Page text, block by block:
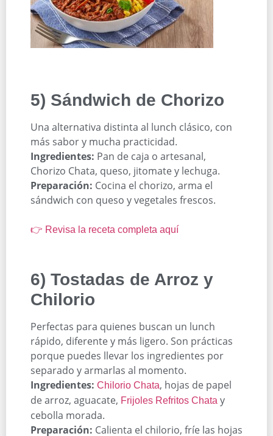
5) Sándwich de Chorizo
Una alternativa distinta al lunch clásico, con
más sabor y mucha practicidad.
Ingredientes: Pan de caja o artesanal,
Chorizo Chata, queso, jitomate y lechuga.
Preparación: Cocina el chorizo, arma el
sándwich con queso y vegetales frescos.
👉 Revisa la receta completa aquí
6) Tostadas de Arroz y
Chilorio
Perfectas para quienes buscan un lunch
rápido, diferente y más ligero. Son prácticas
porque puedes llevar los ingredientes por
separado y armarlas al momento.
Ingredientes: Chilorio Chata, hojas de papel
de arroz, aguacate, Frijoles Refritos Chata y
cebolla morada.
Preparación: Calienta el chilorio, fríe las hojas